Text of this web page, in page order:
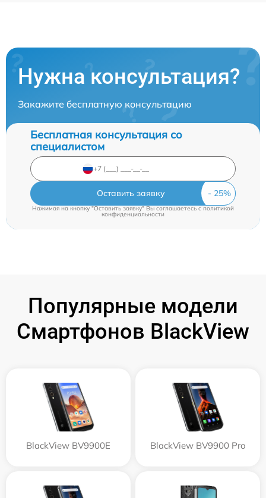
Нужна консультация?
Закажите бесплатную консультацию
Бесплатная консультация со
специалистом
Оставить заявку
Нажимая на кнопку "Оставить заявку" Вы соглашаетесь cполитикой
конфиденциальности
Популярные модели
Смартфонов BlackView
BlackView BV9900E BlackView BV9900 Pro